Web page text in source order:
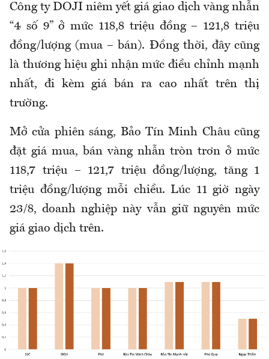
Công ty DOJI niêm yết giá giao dịch vàng nhẫn
“4 số 9” ở mức 118,8 triệu đồng – 121,8 triệu
đồng/lượng (mua – bán). Đồng thời, đây cũng
là thương hiệu ghi nhận mức điều chỉnh mạnh
nhất, đi kèm giá bán ra cao nhất trên thị
trường.
Mở cửa phiên sáng, Bảo Tín Minh Châu cũng
đặt giá mua, bán vàng nhẫn tròn trơn ở mức
118,7 triệu – 121,7 triệu đồng/lượng, tăng 1
triệu đồng/lượng mỗi chiều. Lúc 11 giờ ngày
23/8, doanh nghiệp này vẫn giữ nguyên mức
giá giao dịch trên.